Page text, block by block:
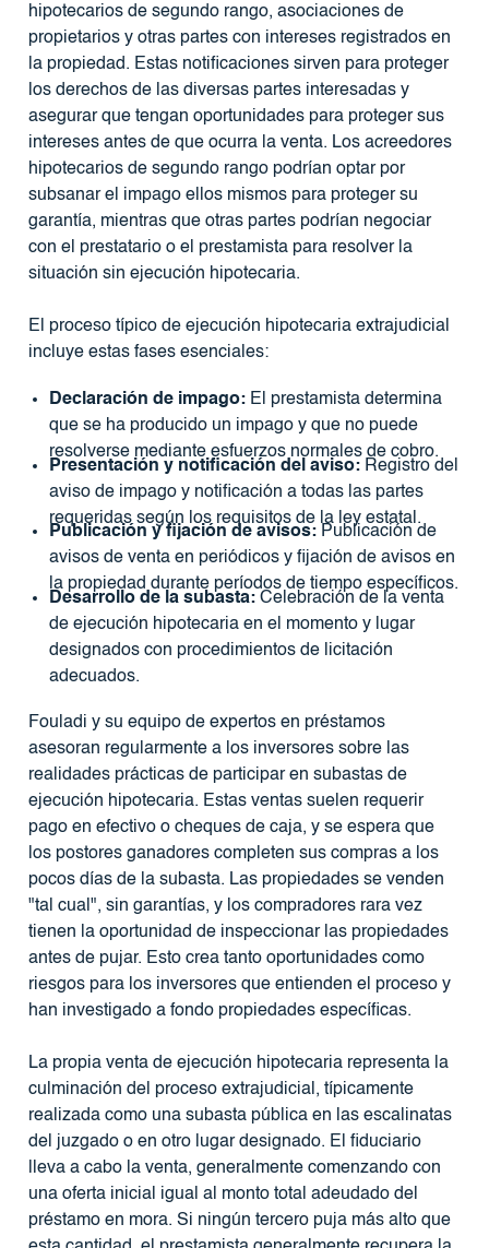
hipotecarios de segundo rango, asociaciones de
propietarios y otras partes con intereses registrados en
la propiedad. Estas notificaciones sirven para proteger
los derechos de las diversas partes interesadas y
asegurar que tengan oportunidades para proteger sus
intereses antes de que ocurra la venta. Los acreedores
hipotecarios de segundo rango podrían optar por
subsanar el impago ellos mismos para proteger su
garantía, mientras que otras partes podrían negociar
con el prestatario o el prestamista para resolver la
situación sin ejecución hipotecaria.
El proceso típico de ejecución hipotecaria extrajudicial
incluye estas fases esenciales:
Declaración de impago:El prestamista determina
que se ha producido un impago y que no puede
resolverse mediante esfuerzos normales de cobro.
Presentación y notificación del aviso:Registro del
aviso de impago y notificación a todas las partes
requeridas según los requisitos de la ley estatal.
Publicación y fijación de avisos:Publicación de
avisos de venta en periódicos y fijación de avisos en
la propiedad durante períodos de tiempo específicos.
Desarrollo de la subasta:Celebración de la venta
de ejecución hipotecaria en el momento y lugar
designados con procedimientos de licitación
adecuados.
Fouladi y su equipo de expertos en préstamos
asesoran regularmente a los inversores sobre las
realidades prácticas de participar en subastas de
ejecución hipotecaria. Estas ventas suelen requerir
pago en efectivo o cheques de caja, y se espera que
los postores ganadores completen sus compras a los
pocos días de la subasta. Las propiedades se venden
"tal cual", sin garantías, y los compradores rara vez
tienen la oportunidad de inspeccionar las propiedades
antes de pujar. Esto crea tanto oportunidades como
riesgos para los inversores que entienden el proceso y
han investigado a fondo propiedades específicas.
La propia venta de ejecución hipotecaria representa la
culminación del proceso extrajudicial, típicamente
realizada como una subasta pública en las escalinatas
del juzgado o en otro lugar designado. El fiduciario
lleva a cabo la venta, generalmente comenzando con
una oferta inicial igual al monto total adeudado del
préstamo en mora. Si ningún tercero puja más alto que